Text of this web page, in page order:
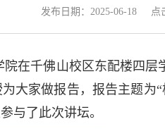
发布日期：2025-06-18 点
在千佛山校区东配楼四
大家做报告，报告主题为
与了此次讲坛。